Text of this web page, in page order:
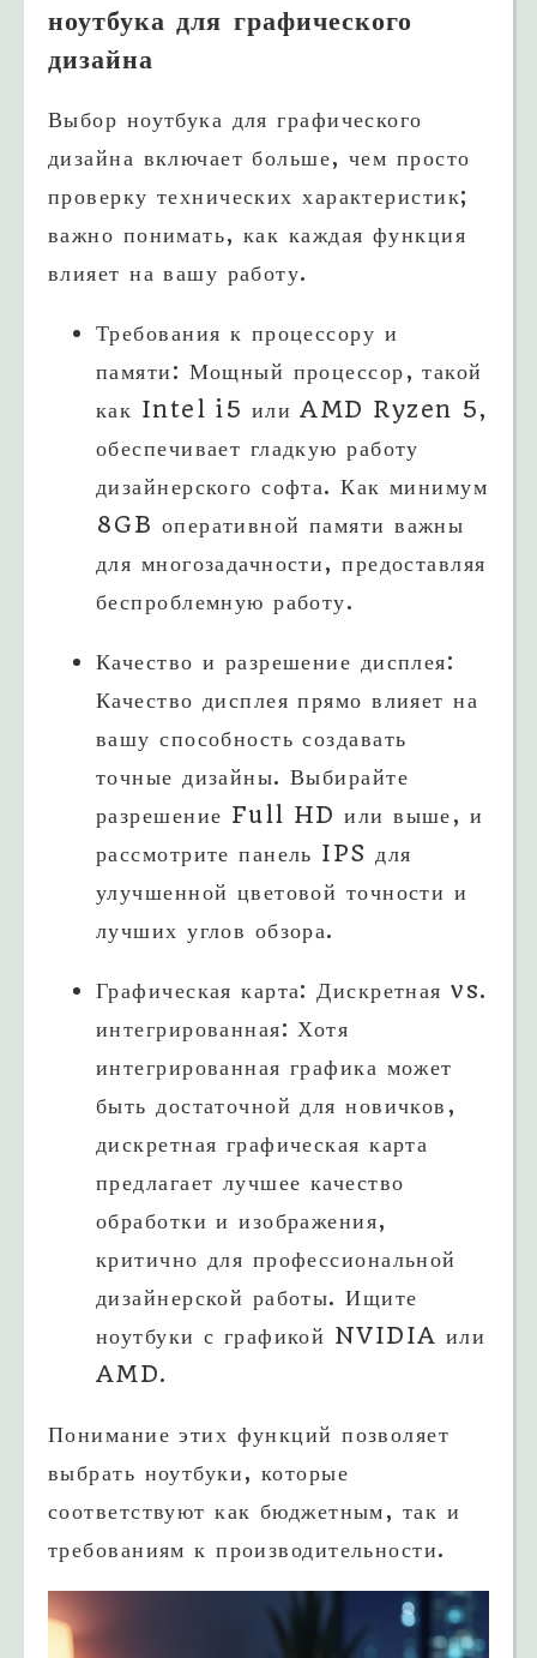
ноутбука для графического
дизайна
Выбор ноутбука для графического
дизайна включает больше, чем просто
проверку технических характеристик;
важно понимать, как каждая функция
влияет на вашу работу.
Требования к процессору и
памяти: Мощный процессор, такой
как Intel i5 или AMD Ryzen 5,
обеспечивает гладкую работу
дизайнерского софта. Как минимум
8GB оперативной памяти важны
для многозадачности, предоставляя
беспроблемную работу.
Качество и разрешение дисплея:
Качество дисплея прямо влияет на
вашу способность создавать
точные дизайны. Выбирайте
разрешение Full HD или выше, и
рассмотрите панель IPS для
улучшенной цветовой точности и
лучших углов обзора.
Графическая карта: Дискретная vs.
интегрированная: Хотя
интегрированная графика может
быть достаточной для новичков,
дискретная графическая карта
предлагает лучшее качество
обработки и изображения,
критично для профессиональной
дизайнерской работы. Ищите
ноутбуки с графикой NVIDIA или
AMD.
Понимание этих функций позволяет
выбрать ноутбуки, которые
соответствуют как бюджетным, так и
требованиям к производительности.